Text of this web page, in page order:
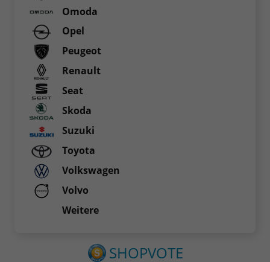
Omoda
Opel
Peugeot
Renault
Seat
Skoda
Suzuki
Toyota
Volkswagen
Volvo
Weitere